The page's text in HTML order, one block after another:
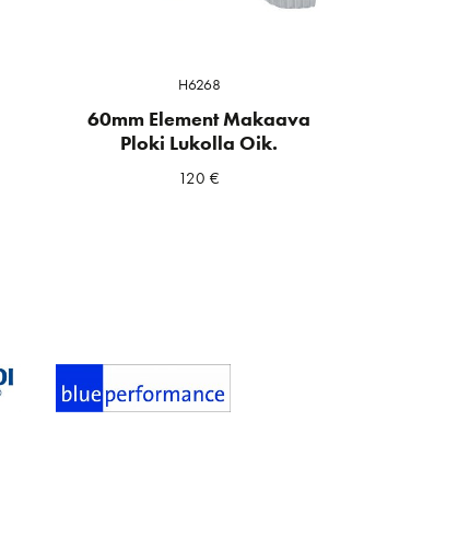
H6268
60mm Element Makaava
Ploki Lukolla Oik.
120€